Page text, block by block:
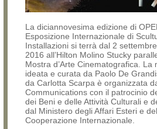
La diciannovesima edizione di
Esposizione Internazionale di
Installazioni si terrà dal 2
2016 all’Hilton Molino Stucky
Mostra d’Arte Cinematografica. La
ideata e curata da Paolo De
da Carlotta Scarpa è organizzata
Communications con il patrocinio
dei Beni e delle Attività Culturali e
dal Ministero degli Affari Esteri e
Cooperazione Internazionale.